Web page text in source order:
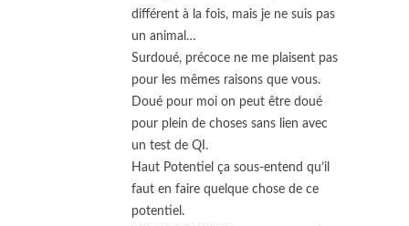
différent à la fois, mais je ne suis pas
un animal…
Surdoué, précoce ne me plaisent pas
pour les mêmes raisons que vous.
Doué pour moi on peut être doué
pour plein de choses sans lien avec
un test de QI.
Haut Potentiel ça sous-entend qu’il
faut en faire quelque chose de ce
potentiel.